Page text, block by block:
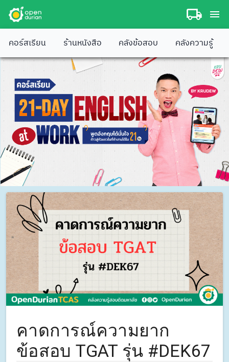
คอร์สเรียน ร้านหนังสือ คลังข้อสอบ คลังความรู้
คาดการณ์ความยาก
ข้อสอบ TGAT รุ่น #DEK67